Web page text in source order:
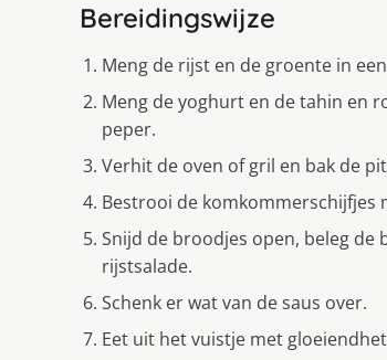
Bereidingswijze
Meng de rijst en de groente in
Meng de yoghurt en de tahin en
peper.
Verhit de oven of gril en bak de
Bestrooi de komkommerschijfjes
Snijd de broodjes open, beleg
rijstsalade.
Schenk er wat van de saus over.
Eet uit het vuistje met